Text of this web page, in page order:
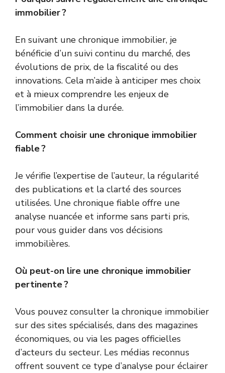
immobilier ?
En suivant une chronique immobilier, je
bénéficie d’un suivi continu du marché, des
évolutions de prix, de la fiscalité ou des
innovations. Cela m’aide à anticiper mes choix
et à mieux comprendre les enjeux de
l’immobilier dans la durée.
Comment choisir une chronique immobilier
fiable ?
Je vérifie l’expertise de l’auteur, la régularité
des publications et la clarté des sources
utilisées. Une chronique fiable offre une
analyse nuancée et informe sans parti pris,
pour vous guider dans vos décisions
immobilières.
Où peut-on lire une chronique immobilier
pertinente ?
Vous pouvez consulter la chronique immobilier
sur des sites spécialisés, dans des magazines
économiques, ou via les pages officielles
d’acteurs du secteur. Les médias reconnus
offrent souvent ce type d’analyse pour éclairer